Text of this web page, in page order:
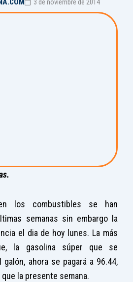
los combustibles se han
semanas sin embargo la
el dia de hoy lunes. La más
la gasolina súper que se
galón, ahora se pagará a 96.44,
la presente semana.